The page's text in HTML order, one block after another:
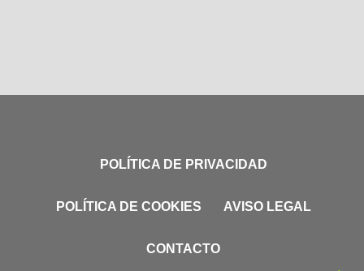
POLÍTICA DE PRIVACIDAD
POLÍTICA DE COOKIES AVISO LEGAL
CONTACTO